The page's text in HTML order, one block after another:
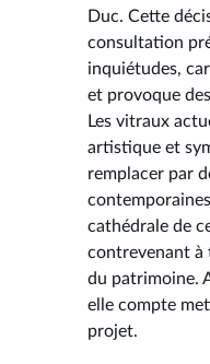
Duc. Cette
consultation
inquiétudes,
et provoque
Les vitraux
artistique et
remplacer par
cathédrale de
contrevenant à
du patrimoine.
elle compte
projet.